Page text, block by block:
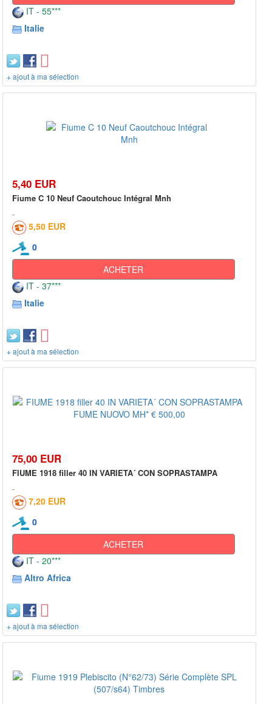
IT - 55***
Italie
+ ajout à ma sélection
5,40 EUR
Fiume C 10 Neuf Caoutchouc Intégral Mnh
5,50 EUR
0
ACHETER
IT - 37***
Italie
+ ajout à ma sélection
75,00 EUR
FIUME 1918 filler 40 IN VARIETA´ CON SOPRASTAMPA
7,20 EUR
0
ACHETER
IT - 20***
Altro Africa
+ ajout à ma sélection